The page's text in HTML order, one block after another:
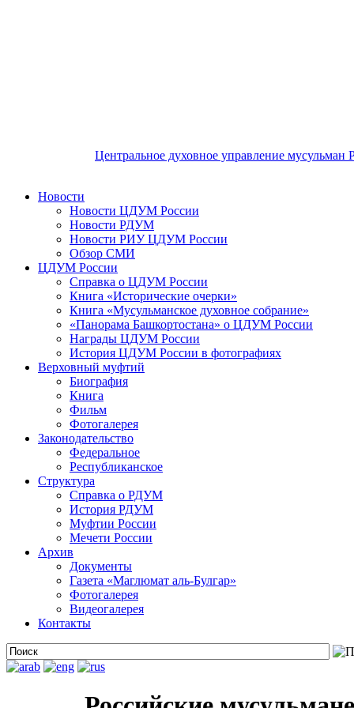
Центральное духовное управление мусульман
Новости
Новости ЦДУМ России
Новости РДУМ
Новости РИУ ЦДУМ России
Обзор СМИ
ЦДУМ России
Справка о ЦДУМ России
Книга «Исторические очерки»
Книга «Мусульманское духовное собрание»
«Панорама Башкортостана» о ЦДУМ России
Награды ЦДУМ России
История ЦДУМ России в фотографиях
Верховный муфтий
Биография
Книга
Фильм
Фотогалерея
Законодательство
Федеральное
Республиканское
Структура
Справка о РДУМ
История РДУМ
Муфтии России
Мечети России
Архив
Документы
Газета «Маглюмат аль-Булгар»
Фотогалерея
Видеогалерея
Контакты